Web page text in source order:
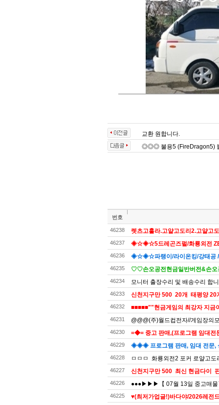
교환 원합니다.
◎◎◎ 불용5 (FireDragon5)
번호
46238 렛츠고훌라.고얄고도리2.고얄고
46237 ◈☆◈☆5드레곤즈펄/화룡외전
46236 ◈☆◈☆파랭이/라이온킹/강태
46235 ♡♡손오공전현금일반버전&손오
46234 모니터 출장수리 및 배송수리 합
46233 신천지구만 500 20개 태평양 20
46232 ■■■■■""현금게임의 최강자 지금
46231 @@@(주)월드컵전자//게임장의
46230 =◆= 중고 판매,(프로그램 임대전
46229 ◈◈◈ 프로그램 판매, 임대 전문,
46228 ㅁㅁㅁ 화룡외전2 포커 로얄고
46227 신천지구만 500 최신 현금다이
46226 ●●●▶▶▶【 07월 13일 중고매
46225 ♥️(최저가업글!)바다야/2026레전